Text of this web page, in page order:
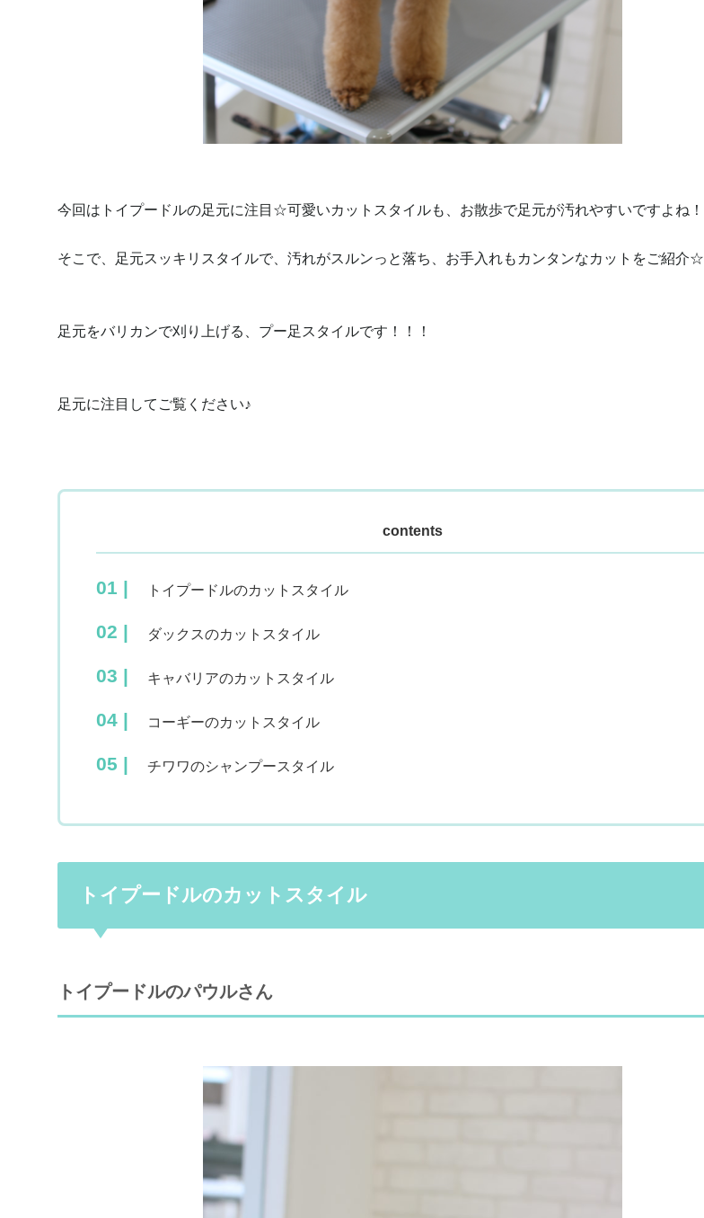
今回はトイプードルの足元に注目☆可愛いカットスタイルも、お散歩で足元が汚れやすいですよね！
そこで、足元スッキリスタイルで、汚れがスルンっと落ち、お手入れもカンタンなカットをご紹介☆
足元をバリカンで刈り上げる、プー足スタイルです！！！
足元に注目してご覧ください♪
contents
トイプードルのカットスタイル
ダックスのカットスタイル
キャバリアのカットスタイル
コーギーのカットスタイル
チワワのシャンプースタイル
トイプードルのカットスタイル
トイプードルのパウルさん